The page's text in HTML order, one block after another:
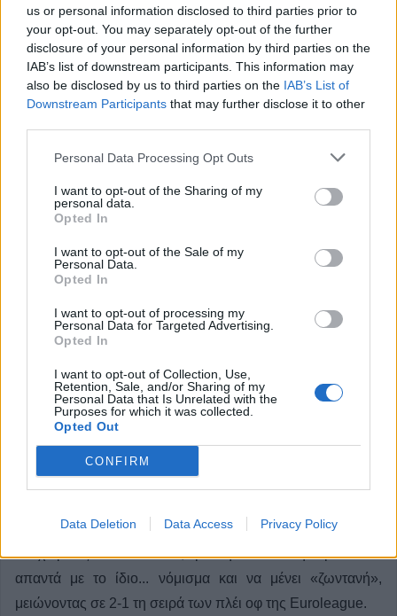
us or personal information disclosed to third parties prior to
your opt-out. You may separately opt-out of the further
disclosure of your personal information by third parties on the
IAB’s list of downstream participants. This information may
also be disclosed by us to third parties on the IAB’s List of
Downstream Participants that may further disclose it to other
Personal Data Processing Opt Outs
I want to opt-out of the Sharing of my
personal data.
Opted In
I want to opt-out of the Sale of my
Personal Data.
Opted In
I want to opt-out of processing my
Personal Data for Targeted Advertising.
Opted In
I want to opt-out of Collection, Use,
Retention, Sale, and/or Sharing of my
Personal Data that Is Unrelated with the
Purposes for which it was collected.
Opted Out
CONFIRM
Data Deletion Data Access Privacy Policy
πρόκριση στο Final 4 ο Παναθηναϊκός
Κατηγορία Μπάσκετ 06 Μαϊ 2026
Ο Παναθηναϊκός αποφάσισε να παίξει το μπάσκετ του στο
τελευταίο πεντάλεπτο, άγγιξε μία επική ανατροπή από το
από το Game 3. Οι «πράσινοι» ηττήθηκαν 87-91 από τις
«νυχτερίδες» στο ΟΑΚΑ, με την ισπανική ομάδα να
απαντά με το ίδιο... νόμισμα και να μένει «ζωντανή»,
μειώνοντας σε 2-1 τη σειρά των πλέι οφ της Euroleague.